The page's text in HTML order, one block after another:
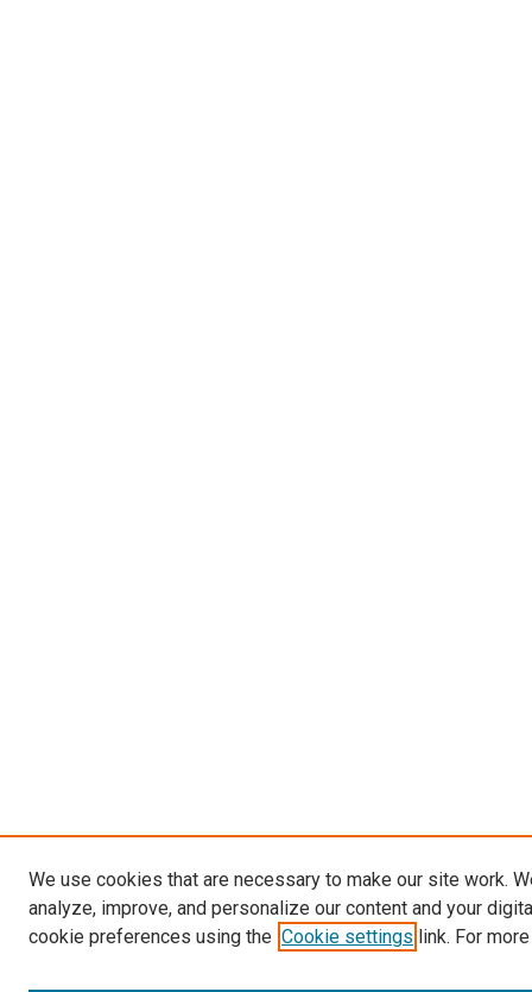
We use cookies that are necessary to make our site work.
analyze, improve, and personalize our content and your
cookie preferences using the Cookie settings link. For